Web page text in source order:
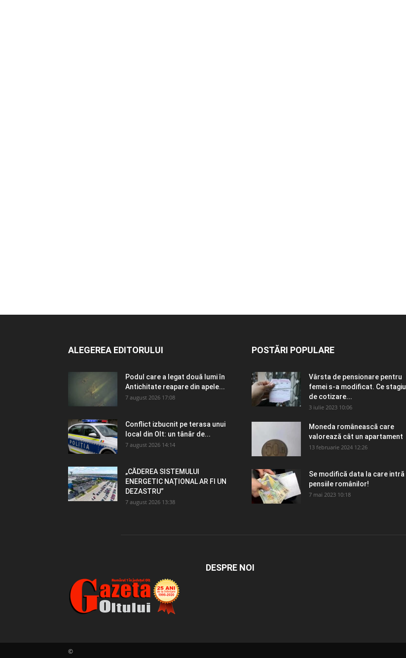
ALEGEREA EDITORULUI
Podul care a legat două lumi în
Antichitate reapare din apele...
7 august 2026 17:08
Conflict izbucnit pe terasa unui
local din Olt: un tânăr de...
7 august 2026 14:14
„CĂDEREA SISTEMULUI
ENERGETIC NAȚIONAL AR FI UN
DEZASTRU”
7 august 2026 13:38
POSTĂRI POPULARE
Vârsta de pensionare pentru
femei s-a modificat. Ce stagiu
de cotizare...
3 iulie 2023 10:06
Moneda românească care
valorează cât un apartament
13 februarie 2024 12:26
Se modifică data la care intră
pensiile românilor!
7 mai 2023 10:18
DESPRE NOI
©